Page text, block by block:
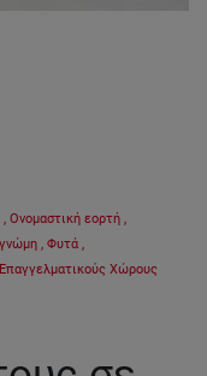
, Ονομαστική εορτή ,
, Φυτά ,
Χώρους